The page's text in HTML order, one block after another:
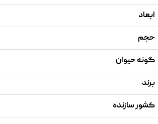
ابعاد
حجم
گونه حیوان
برند
کشور سازنده